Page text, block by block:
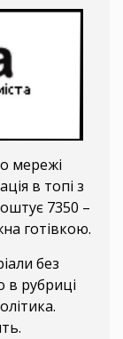
мережі
в топі з
7350 –
готівкою.
без
в рубриці